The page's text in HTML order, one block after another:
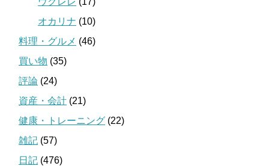
オカリナ (10)
料理・グルメ (46)
買い物 (35)
評論 (24)
資産・会計 (21)
健康・トレーニング (22)
雑記 (57)
日記 (476)